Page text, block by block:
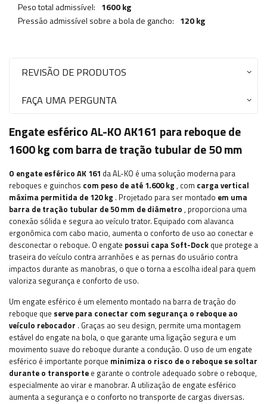
Peso total admissível: 1600 kg
Pressão admissível sobre a bola de gancho: 120 kg
REVISÃO DE PRODUTOS
FAÇA UMA PERGUNTA
Engate esférico AL-KO AK161 para reboque de
1600 kg com barra de tração tubular de 50 mm
O engate esférico AK 161 da AL-KO é uma solução moderna para
reboques e guinchos com peso de até 1.600 kg , com carga vertical
máxima permitida de 120 kg . Projetado para ser montado em uma
barra de tração tubular de 50 mm de diâmetro , proporciona uma
conexão sólida e segura ao veículo trator. Equipado com alavanca
ergonômica com cabo macio, aumenta o conforto de uso ao conectar e
desconectar o reboque. O engate possui capa Soft-Dock que protege a
traseira do veículo contra arranhões e as pernas do usuário contra
impactos durante as manobras, o que o torna a escolha ideal para quem
valoriza segurança e conforto de uso.
Um engate esférico é um elemento montado na barra de tração do
reboque que serve para conectar com segurança o reboque ao
veículo rebocador . Graças ao seu design, permite uma montagem
estável do engate na bola, o que garante uma ligação segura e um
movimento suave do reboque durante a condução. O uso de um engate
esférico é importante porque minimiza o risco de o reboque se soltar
durante o transporte e garante o controle adequado sobre o reboque,
especialmente ao virar e manobrar. A utilização de engate esférico
aumenta a segurança e o conforto no transporte de cargas diversas.